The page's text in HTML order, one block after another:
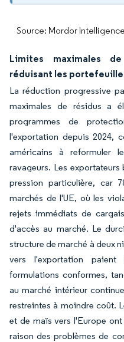
Source: Mordor Intelligence
Limites maximales
réduisant les
La réduction progressive
maximales de résidus a
programmes de
l'exportation depuis 2024,
américains à reformuler
ravageurs. Les
pression particulière, car
marchés de l'UE, où les
rejets immédiats de
d'accès au marché. Le
structure de marché à deux
vers l'exportation
formulations conformes,
au marché intérieur
restreintes à moindre coût.
et de maïs vers l'Europe
raison des problèmes de